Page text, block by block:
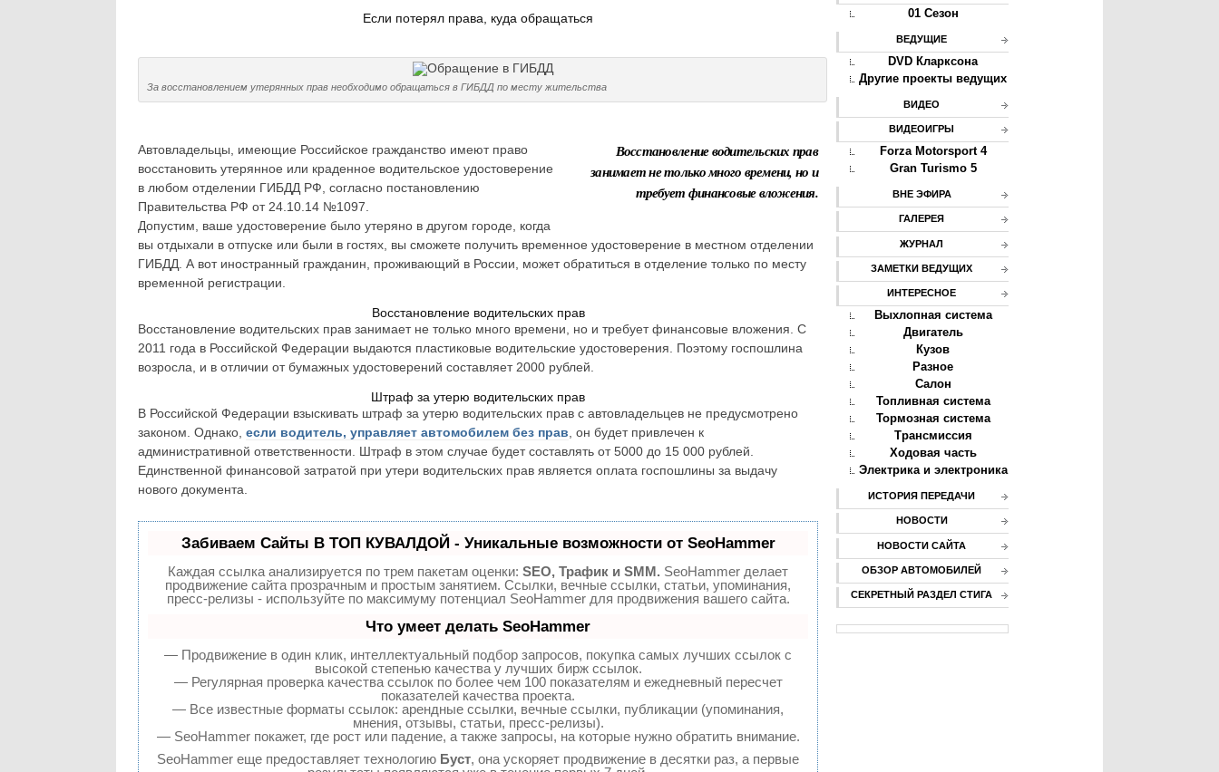
Если потерял права, куда обращаться
За восстановлением утерянных прав необходимо обращаться в ГИБДД по месту жительства
Восстановление водительских прав
занимает не только много времени, но и
требует финансовые вложения.
Автовладельцы, имеющие Российское гражданство имеют право
восстановить утерянное или краденное водительское удостоверение
в любом отделении ГИБДД РФ, согласно постановлению
Правительства РФ от 24.10.14 №1097.
Допустим, ваше удостоверение было утеряно в другом городе, когда
вы отдыхали в отпуске или были в гостях, вы сможете получить временное удостоверение в местном отделении
ГИБДД. А вот иностранный гражданин, проживающий в России, может обратиться в отделение только по месту
временной регистрации.
Восстановление водительских прав
Восстановление водительских прав занимает не только много времени, но и требует финансовые вложения. С
2011 года в Российской Федерации выдаются пластиковые водительские удостоверения. Поэтому госпошлина
возросла, и в отличии от бумажных удостоверений составляет 2000 рублей.
Штраф за утерю водительских прав
В Российской Федерации взыскивать штраф за утерю водительских прав с автовладельцев не предусмотрено
законом. Однако, если водитель, управляет автомобилем без прав, он будет привлечен к
административной ответственности. Штраф в этом случае будет составлять от 5000 до 15 000 рублей.
Единственной финансовой затратой при утери водительских прав является оплата госпошлины за выдачу
нового документа.
Забиваем Сайты В ТОП КУВАЛДОЙ - Уникальные возможности от SeoHammer
Каждая ссылка анализируется по трем пакетам оценки: SEO, Трафик и SMM. SeoHammer делает
продвижение сайта прозрачным и простым занятием. Ссылки, вечные ссылки, статьи, упоминания,
пресс-релизы - используйте по максимуму потенциал SeoHammer для продвижения вашего сайта.
Что умеет делать SeoHammer
— Продвижение в один клик, интеллектуальный подбор запросов, покупка самых лучших ссылок с
высокой степенью качества у лучших бирж ссылок.
— Регулярная проверка качества ссылок по более чем 100 показателям и ежедневный пересчет
показателей качества проекта.
— Все известные форматы ссылок: арендные ссылки, вечные ссылки, публикации (упоминания,
мнения, отзывы, статьи, пресс-релизы).
— SeoHammer покажет, где рост или падение, а также запросы, на которые нужно обратить внимание.
SeoHammer еще предоставляет технологию Буст, она ускоряет продвижение в десятки раз, а первые
01 Сезон
ВЕДУЩИЕ
DVD Кларксона
Другие проекты ведущих
ВИДЕО
ВИДЕОИГРЫ
Forza Motorsport 4
Gran Turismo 5
ВНЕ ЭФИРА
ГАЛЕРЕЯ
ЖУРНАЛ
ЗАМЕТКИ ВЕДУЩИХ
ИНТЕРЕСНОЕ
Выхлопная система
Двигатель
Кузов
Разное
Салон
Топливная система
Тормозная система
Трансмиссия
Ходовая часть
Электрика и электроника
ИСТОРИЯ ПЕРЕДАЧИ
НОВОСТИ
НОВОСТИ САЙТА
ОБЗОР АВТОМОБИЛЕЙ
СЕКРЕТНЫЙ РАЗДЕЛ СТИГА